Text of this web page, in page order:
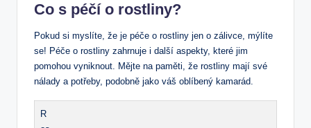
Co s péčí o rostliny?
Pokud si myslíte, že je péče o rostliny jen o zálivce, mýlíte
se! Péče o rostliny zahrnuje i další aspekty, které jim
pomohou vyniknout. Mějte na paměti, že rostliny mají své
nálady a potřeby, podobně jako váš oblíbený kamarád.
R